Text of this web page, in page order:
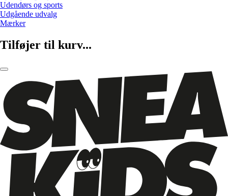
Udendørs og sports
Udgående udvalg
Mærker
Tilføjer til kurv...